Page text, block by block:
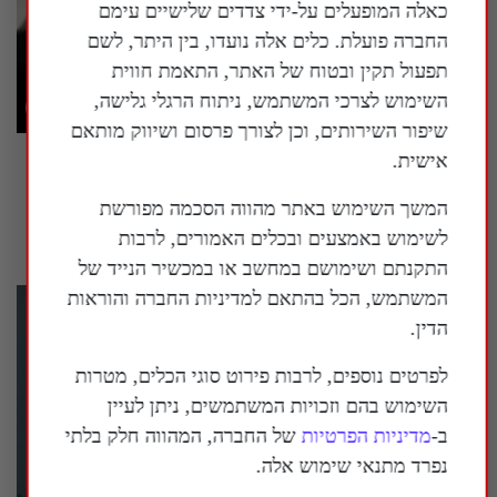
ג'רארד פיליטי: "איראן פרצה למערכות המים
כאלה המופעלים על-ידי צדדים שלישיים עימם
החברה פועלת. כלים אלה נועדו, בין היתר, לשם
תפעול תקין ובטוח של האתר, התאמת חווית
השימוש לצרכי המשתמש, ניתוח הרגלי גלישה,
שיפור השירותים, וכן לצורך פרסום ושיווק מותאם
אישית.
המשך השימוש באתר מהווה הסכמה מפורשת
לשימוש באמצעים ובכלים האמורים, לרבות
התקנתם ושימושם במחשב או במכשיר הנייד של
המשתמש, הכל בהתאם למדיניות החברה והוראות
הדין.
לפרטים נוספים, לרבות פירוט סוגי הכלים, מטרות
השימוש בהם וזכויות המשתמשים, ניתן לעיין
ב-מדיניות הפרטיותשל החברה, המהווה חלק בלתי
נפרד מתנאי שימוש אלה.